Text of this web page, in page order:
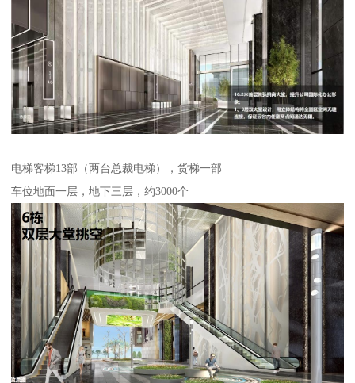
电梯客梯13部（两台总裁电梯），货梯一部
车位地面一层，地下三层，约3000个